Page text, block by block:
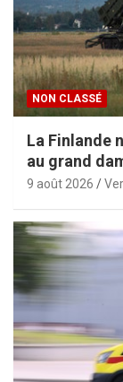
NON CLASSÉ
La Finlande
au grand
9 août 2026